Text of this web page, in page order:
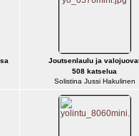
Joutsenlaulu ja
508 katselua
Solistina Jussi Hakulinen